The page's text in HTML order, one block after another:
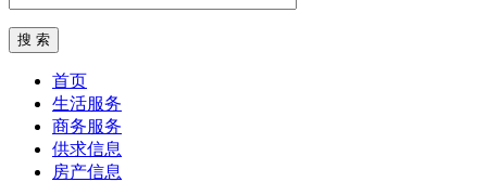
首页
生活服务
商务服务
供求信息
房产信息